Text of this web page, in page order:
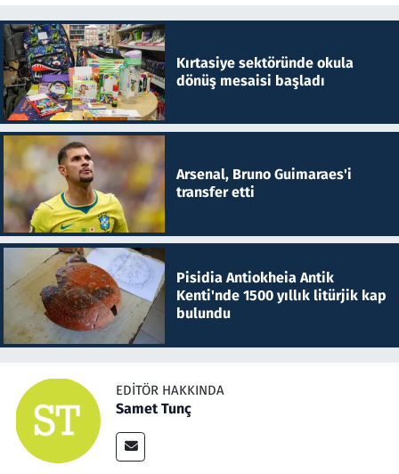
Kırtasiye sektöründe okula
dönüş mesaisi başladı
Arsenal, Bruno Guimaraes'i
transfer etti
Pisidia Antiokheia Antik
Kenti'nde 1500 yıllık litürjik kap
bulundu
EDITÖR HAKKINDA
Samet Tunç